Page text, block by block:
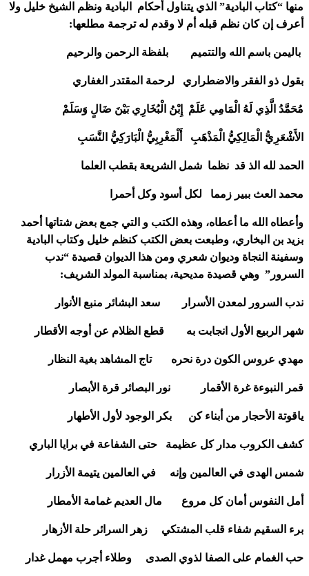
منها “كتاب البادية” الذي يتناول أحكام البادية ونظم الشيخ خليل ولا
أعرف إن كان نظم قبله أم لا وقدم له ترجمة مطلعها:
باليمن باسم الله والتتميم بلفظة الرحمن والرحيم
بقول ذو الفقر والاضطراري لرحمة المقتدر الغفاري
مُحَمَّدُ الَّذِي لَهُ الْمَامِي عَلَمْ إِبْنُ الْبُخَارِي بَيْنَ ضَالٍ وَسَلَمْ
الأَشْعَرِيُّ الْمَالِكِيُّ الْمَذْهَبِ أَلْمَغْرِبِيُّ الْبَارَكِيُّ النَّسَبِ
الحمد لله الذ قد نظما شمل الشريعة بقطب العلما
محمد العث ببير زمما لكل أسود وكل أحمرا
وأعطاه الله ما أعطاه، وهذه الكتب و التي جمع بعض شتاتها أحمد
بزيد بن البخاري، وطبعت بعض الكتب كنظم خليل وكتاب البادية
وسفينة النجاة وديوان شعري ومن هذا الديوان قصيدة “ندب
السرور” وهي قصيدة مديحية، بمناسبة المولد الشريف:
ندب السرور لمعدن الأسرار سعد البشائر منبع الأنوار
شهر الربيع الأول انجابت به قطع الظلام عن أوجه الأقطار
مهدي عروس الكون درة نحره تاج المشاهد بغية النظار
قمر النبوءة غرة الأقمار نور البصائر قرة الأبصار
ياقوتة الأحجار من أبناء كن بكر الوجود لأول الأطهار
كشف الكروب مدار كل عظيمة حتى الشفاعة في برايا الباري
شمس الهدى في العالمين وإنه في العالمين يتيمة الأزرار
أمل النفوس أمان كل مروع مال العديم غمامة الأمطار
برء السقيم شفاء قلب المشتكي زهر السرائر حلة الأزهار
حب الغمام على الصفا لذوي الصدى وطلاء أجرب مهمل غدار